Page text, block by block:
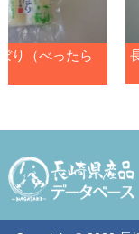
り（べったら